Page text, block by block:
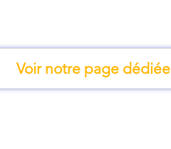
Voir notre page dédiée